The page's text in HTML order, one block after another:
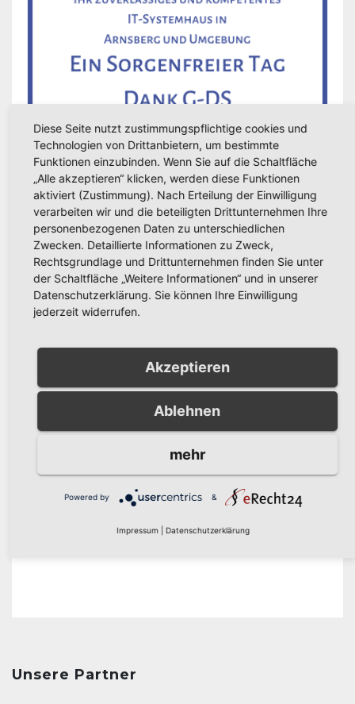
Unsere Partner
Unsere Partner
Diese Seite nutzt zustimmungspflichtige cookies und
Technologien von Drittanbietern, um bestimmte
Funktionen einzubinden. Wenn Sie auf die Schaltfläche
„Alle akzeptieren“ klicken, werden diese Funktionen
aktiviert (Zustimmung). Nach Erteilung der Einwilligung
verarbeiten wir und die beteiligten Drittunternehmen Ihre
personenbezogenen Daten zu unterschiedlichen
Zwecken. Detaillierte Informationen zu Zweck,
Rechtsgrundlage und Drittunternehmen finden Sie unter
der Schaltfläche „Weitere Informationen“ und in unserer
Datenschutzerklärung. Sie können Ihre Einwilligung
jederzeit widerrufen.
Akzeptieren
Ablehnen
mehr
Powered by &
Impressum Datenschutzerklärung